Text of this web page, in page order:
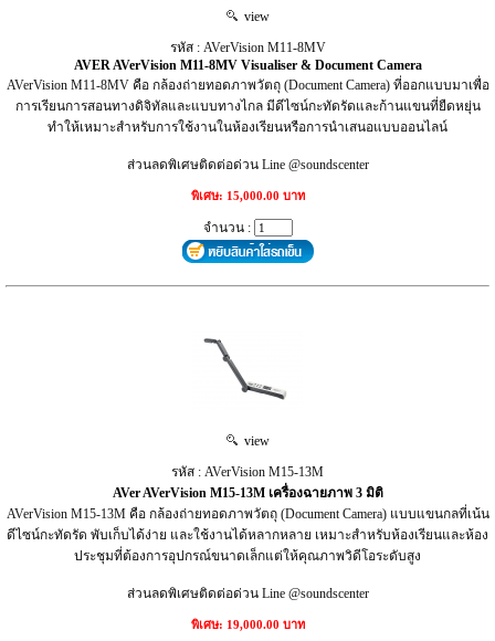
view
รหัส : AVerVision M11-8MV
AVER AVerVision M11-8MV Visualiser & Document Camera
AVerVision M11-8MV คือ กล้องถ่ายทอดภาพวัตถุ (Document Camera) ที่ออกแบบมาเพื่อ
การเรียนการสอนทางดิจิทัลและแบบทางไกล มีดีไซน์กะทัดรัดและก้านแขนที่ยืดหยุ่น
ทำให้เหมาะสำหรับการใช้งานในห้องเรียนหรือการนำเสนอแบบออนไลน์
ส่วนลดพิเศษติดต่อด่วน Line @soundscenter
พิเศษ: 15,000.00 บาท
จำนวน :
view
รหัส : AVerVision M15-13M
AVer AVerVision M15-13M เครื่องฉายภาพ 3 มิติ
AVerVision M15-13M คือ กล้องถ่ายทอดภาพวัตถุ (Document Camera) แบบแขนกลที่เน้น
ดีไซน์กะทัดรัด พับเก็บได้ง่าย และใช้งานได้หลากหลาย เหมาะสำหรับห้องเรียนและห้อง
ประชุมที่ต้องการอุปกรณ์ขนาดเล็กแต่ให้คุณภาพวิดีโอระดับสูง
ส่วนลดพิเศษติดต่อด่วน Line @soundscenter
พิเศษ: 19,000.00 บาท